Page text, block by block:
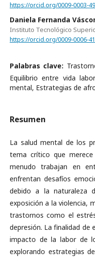
https://orcid.org/0009-0003-
Daniela Fernanda
Instituto Tecnológico
https://orcid.org/0009-0006-
Palabras clave:
Equilibrio entre vida
mental, Estrategias de
Resumen
La salud mental de los
tema crítico que
menudo trabajan en
enfrentan desafíos
debido a la naturaleza
exposición a la violencia,
trastornos como el
depresión. La finalidad de
impacto de la labor de
explorando estrategias